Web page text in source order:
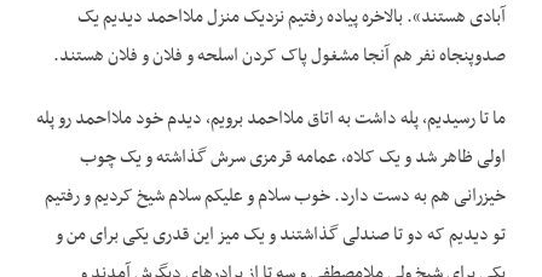
آبادی هستند». بالاخره پیاده رفتیم نزدیک منزل ملااحمد دیدیم یک
صدوپنجاه نفر هم آنجا مشغول پاک کردن اسلحه و فلان و فلان هستند.
ما تا رسیدیم، پله داشت به اتاق ملااحمد برویم، دیدم خود ملااحمد رو پله
اولی ظاهر شد و یک کلاه، عمامه قرمزی سرش گذاشته و یک چوب
خیزرانی هم به دست دارد. خوب سلام و علیکم سلام شیخ کردیم و رفتیم
تو دیدیم که دو تا صندلی گذاشتند و یک میز این قدری یکی برای من و